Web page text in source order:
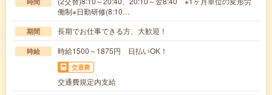
働制※日勤研修(8:10…
期間 長期でお仕事できる方、大歓迎！
時給 時給1500～1875円 日払いOK！
交通費
交通費規定内支給